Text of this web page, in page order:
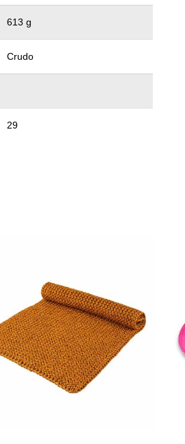
613 g
Crudo
29